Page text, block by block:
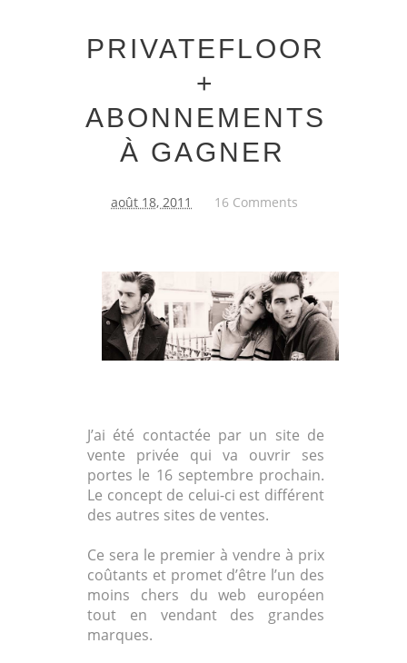
PRIVATEFLOOR
+
ABONNEMENTS
À GAGNER
août 18, 2011 16 Comments
J’ai été contactée par un site de
vente privée qui va ouvrir ses
portes le 16 septembre prochain.
Le concept de celui-ci est différent
des autres sites de ventes.
Ce sera le premier à vendre à prix
coûtants et promet d’être l’un des
moins chers du web européen
tout en vendant des grandes
marques.